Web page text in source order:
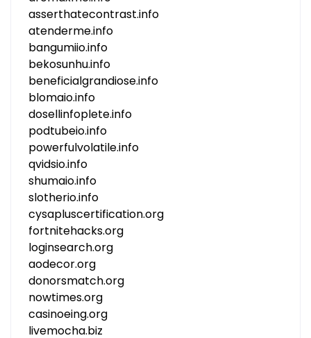
asserthatecontrast.info
atenderme.info
bangumiio.info
bekosunhu.info
beneficialgrandiose.info
blomaio.info
dosellinfoplete.info
podtubeio.info
powerfulvolatile.info
qvidsio.info
shumaio.info
slotherio.info
cysapluscertification.org
fortnitehacks.org
loginsearch.org
aodecor.org
donorsmatch.org
nowtimes.org
casinoeing.org
livemocha.biz